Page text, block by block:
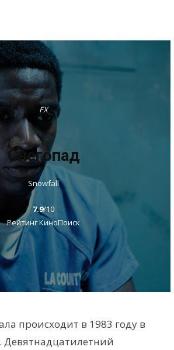
FX
Снегопад
Snowfall
7.9/10
Рейтинг КиноПоиск
происходит в 1983 году в
Девятнадцатилетний